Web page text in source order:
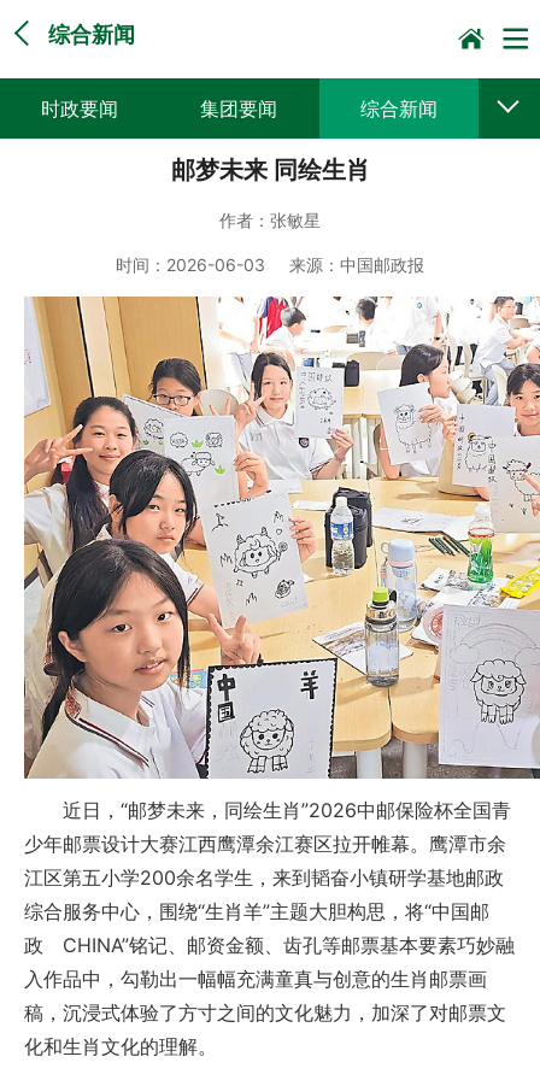
综合新闻
时政要闻 集团要闻 综合新闻
党建动态 普遍服务
企业文化
邮梦未来 同绘生肖
作者： 张敏星
时间： 2026-06-03 来源： 中国邮政报
近日，“邮梦未来，同绘生肖”2026中邮保险杯全国青
少年邮票设计大赛江西鹰潭余江赛区拉开帷幕。鹰潭市余
江区第五小学200余名学生，来到韬奋小镇研学基地邮政
综合服务中心，围绕“生肖羊”主题大胆构思，将“中国邮
政 CHINA”铭记、邮资金额、齿孔等邮票基本要素巧妙融
入作品中，勾勒出一幅幅充满童真与创意的生肖邮票画
稿，沉浸式体验了方寸之间的文化魅力，加深了对邮票文
化和生肖文化的理解。